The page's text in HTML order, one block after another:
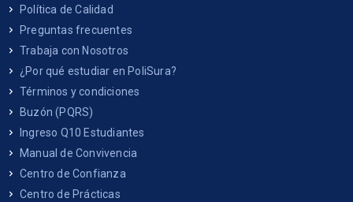
Política de Calidad
Preguntas frecuentes
Trabaja con Nosotros
¿Por qué estudiar en PoliSura?
Términos y condiciones
Buzón (PQRS)
Ingreso Q10 Estudiantes
Manual de Convivencia
Centro de Confianza
Centro de Prácticas